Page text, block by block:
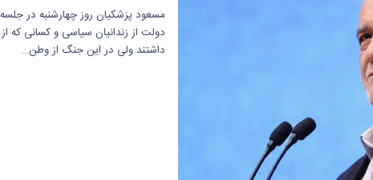
مسعود پزشکیان روز چهارشنبه در
دولت از زندانیان سیاسی و کسانی که
داشتند ولی در این جنگ از وطن…